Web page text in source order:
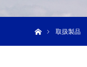
取扱製品